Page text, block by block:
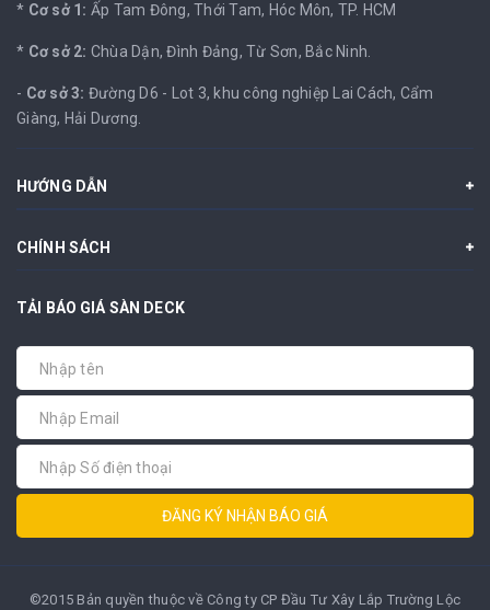
* Cơ sở 1: Ấp Tam Đông, Thới Tam, Hóc Môn, TP. HCM
* Cơ sở 2: Chùa Dận, Đình Đảng, Từ Sơn, Bắc Ninh.
- Cơ sở 3: Đường D6 - Lot 3, khu công nghiệp Lai Cách, Cẩm
Giàng, Hải Dương.
HƯỚNG DẪN
CHÍNH SÁCH
TẢI BÁO GIÁ SÀN DECK
ĐĂNG KÝ NHẬN BÁO GIÁ
©2015 Bản quyền thuộc về Công ty CP Đầu Tư Xây Lắp Trường Lộc